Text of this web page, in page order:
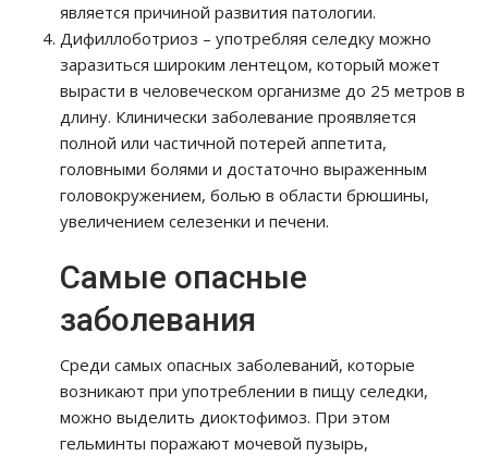
является причиной развития патологии.
Дифиллоботриоз – употребляя селедку можно
заразиться широким лентецом, который может
вырасти в человеческом организме до 25 метров в
длину. Клинически заболевание проявляется
полной или частичной потерей аппетита,
головными болями и достаточно выраженным
головокружением, болью в области брюшины,
увеличением селезенки и печени.
Самые опасные
заболевания
Среди самых опасных заболеваний, которые
возникают при употреблении в пищу селедки,
можно выделить диоктофимоз. При этом
гельминты поражают мочевой пузырь,